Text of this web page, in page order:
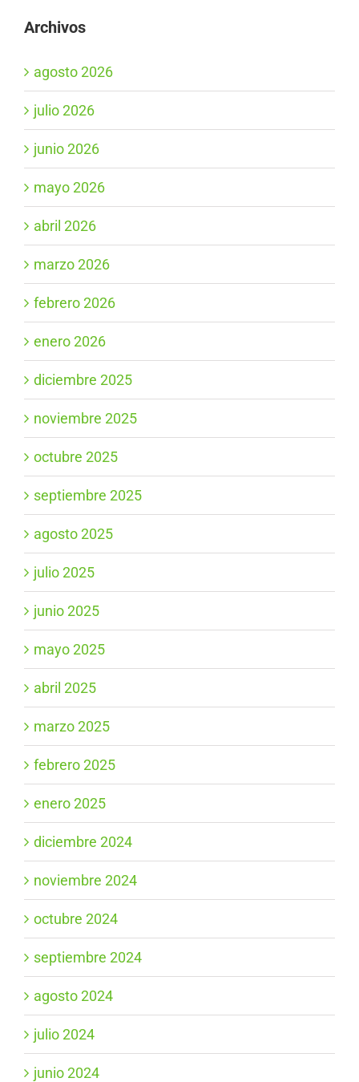
Archivos
agosto 2026
julio 2026
junio 2026
mayo 2026
abril 2026
marzo 2026
febrero 2026
enero 2026
diciembre 2025
noviembre 2025
octubre 2025
septiembre 2025
agosto 2025
julio 2025
junio 2025
mayo 2025
abril 2025
marzo 2025
febrero 2025
enero 2025
diciembre 2024
noviembre 2024
octubre 2024
septiembre 2024
agosto 2024
julio 2024
junio 2024